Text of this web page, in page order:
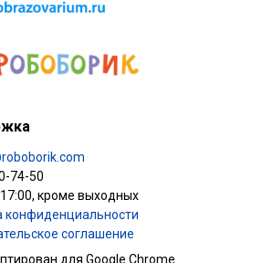
74-50
кроме выходных
конфиденциальности
соглашение
для Google Сhrome